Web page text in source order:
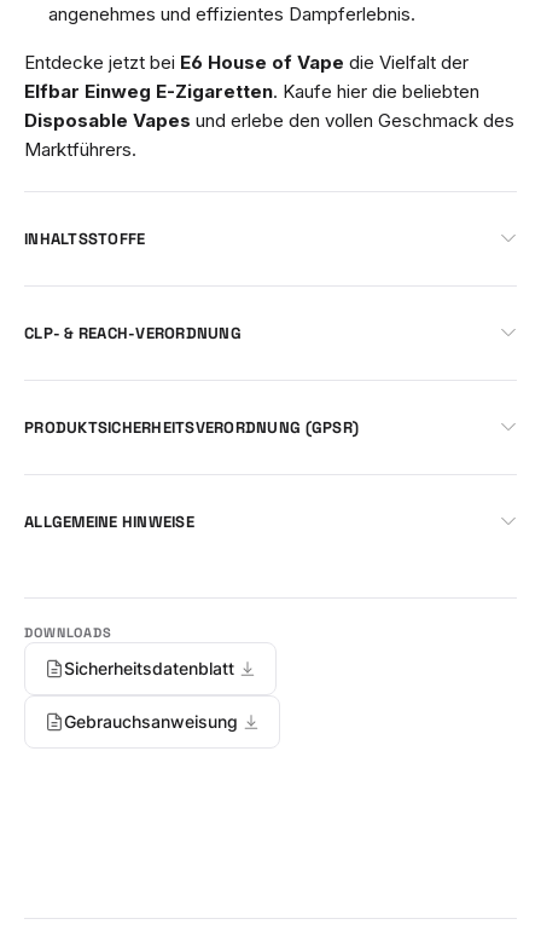
angenehmes und effizientes Dampferlebnis.
Entdecke jetzt bei E6 House of Vape die Vielfalt der
Elfbar Einweg E-Zigaretten. Kaufe hier die beliebten
Disposable Vapes und erlebe den vollen Geschmack des
Marktführers.
INHALTSSTOFFE
CLP- & REACH-VERORDNUNG
PRODUKTSICHERHEITSVERORDNUNG (GPSR)
ALLGEMEINE HINWEISE
Sicherheitsdatenblatt
Gebrauchsanweisung